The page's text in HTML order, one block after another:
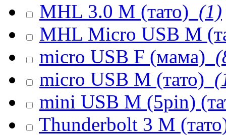
MHL 3.0 M (тато) (1)
MHL Micro USB M
micro USB F (мама)
micro USB M (тато)
mini USB M (5pin)
Thunderbolt 3 M